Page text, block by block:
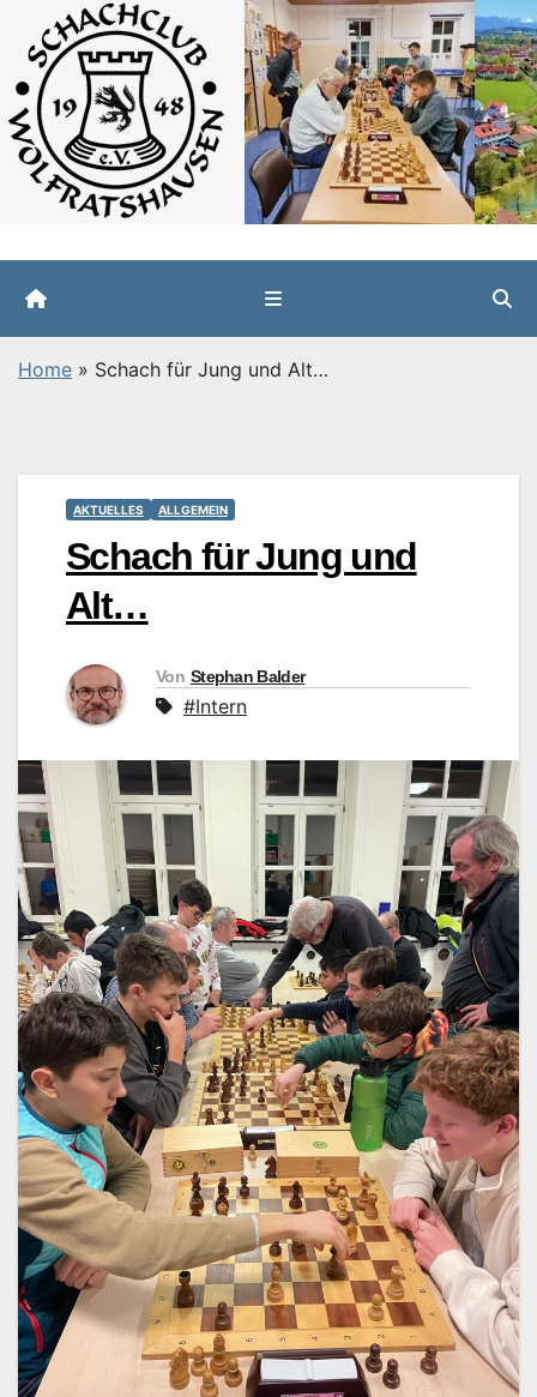
springen
Home » Schach für Jung und Alt…
AKTUELLES ALLGEMEIN
Schach für Jung und
Alt…
Von Stephan Balder
#Intern